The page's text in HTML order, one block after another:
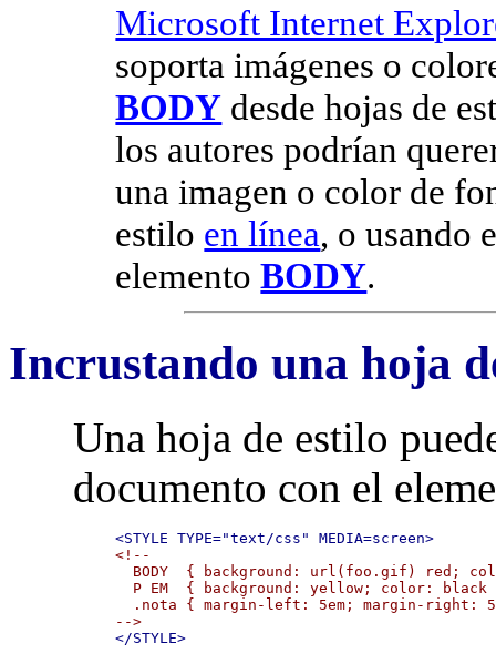
Microsoft Internet
soporta imágenes o
BODY desde hojas de
los autores podrían
una imagen o color de
estilo en línea, o usando
elementoBODY.
Incrustando una hoja
Una hoja de estilo
documento con el
<STYLE TYPE="text/css" MEDIA=screen>
<!--
BODY  { background: url(foo.gif) red;
P EM  { background: yellow; color: black
.nota { margin-left: 5em; margin-right:
-->
</STYLE>